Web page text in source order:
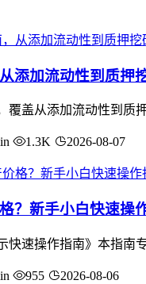
添加流动性到质押
覆盖从添加流动性到质
1.3K 2026-08-07
？新手小白快速操
快速操作指南》本指
955 2026-08-06